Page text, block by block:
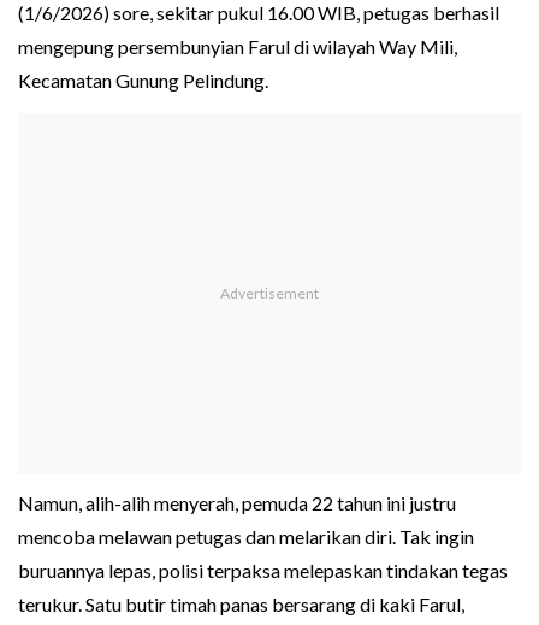
(1/6/2026) sore, sekitar pukul 16.00 WIB, petugas berhasil
mengepung persembunyian Farul di wilayah Way Mili,
Kecamatan Gunung Pelindung.
Namun, alih-alih menyerah, pemuda 22 tahun ini justru
mencoba melawan petugas dan melarikan diri. Tak ingin
buruannya lepas, polisi terpaksa melepaskan tindakan tegas
terukur. Satu butir timah panas bersarang di kaki Farul,